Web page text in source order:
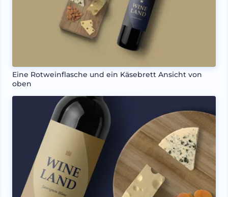
Eine Rotweinflasche und ein Käsebrett Ansicht von
oben